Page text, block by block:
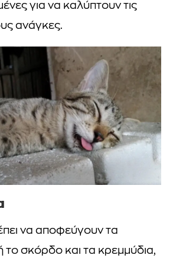
για να καλύπτουν τις
ανάγκες.
να αποφεύγουν τα
το σκόρδο και τα κρεμμύδια,